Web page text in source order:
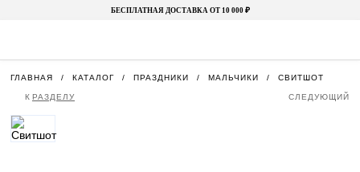
БЕСПЛАТНАЯ ДОСТАВКА ОТ 10 000 ₽
ГЛАВНАЯ КАТАЛОГ ПРАЗДНИКИ МАЛЬЧИКИ СВИТШОТ
К РАЗДЕЛУ СЛЕДУЮЩИЙ